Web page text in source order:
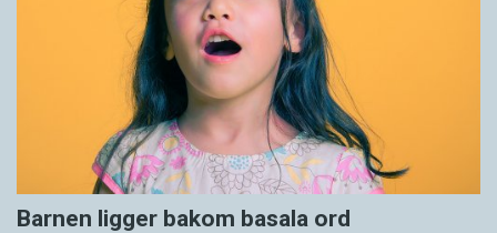
Barnen ligger bakom basala ord